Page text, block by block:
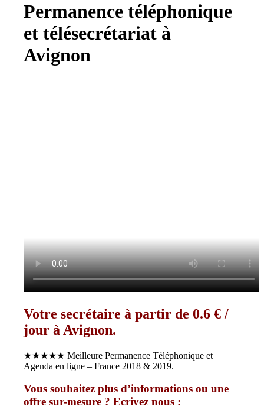
Permanence téléphonique
et télésecrétariat à
Avignon
Votre secrétaire à partir de 0.6 € /
jour à Avignon.
★★★★★ Meilleure Permanence Téléphonique et
Agenda en ligne – France 2018 & 2019.
Vous souhaitez plus d’informations ou une
offre sur-mesure ? Ecrivez nous :